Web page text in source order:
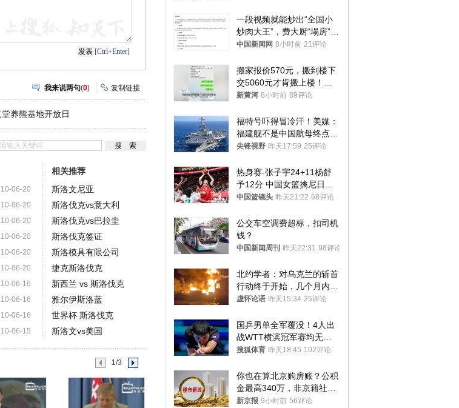
[Ctrl+Enter]
我来说两句(0) 复制链接
养熊基地开放日
10-06-20
10-06-20
10-06-20
10-06-20
10-06-20
10-06-20
10-06-16
10-06-16
10-06-16
10-06-15
相关推荐
斯洛文尼亚
斯洛伐克vs意大利
斯洛伐克vs巴拉圭
斯洛伐克签证
斯洛模具有限公司
捷克斯洛伐克
新西兰 vs 斯洛伐克
雅尔伊斯洛蓝
世界杯 斯洛伐克
斯洛文vs美国
1/3
一段视频就能炒出“全国小
炒肉大王”，费大厨“塌房”了
吗？
中国新闻网 8小时前 21评论
搬家报价570元，搬到楼下
交5060元才肯搬上楼！女
子傻眼了……
新黄河 8小时前 89评论
福特号吓得冒冷汗！美媒：
福建舰不是中国航母终点，
而是新起点！
尖锋视野 昨天17:59 25评论
热身赛-张子宇24+11杨舒
予12分 中国女篮擒尼日利
亚
中国篮镜头 昨天21:22 68评论
公交车空调费超标，扣司机
钱？
中国新闻周刊 昨天22:31 98评论
北约学者：对乌克兰的斩首
行动终于开始，几个月内乌
将投降
虚怀论语 昨天15:34 25评论
国乒男单全军覆没！4人出
战WTT横滨冠军赛均无缘
八强
搜狐体育 昨天18:45 102评论
你也在算北京购房账？公积
金最高340万，非京籍社保
1年
新京报 9小时前 56评论